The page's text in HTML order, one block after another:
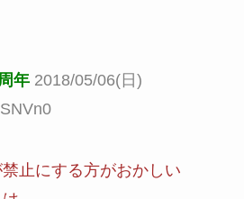
年 2018/05/06(日)
止にする方がおかしい